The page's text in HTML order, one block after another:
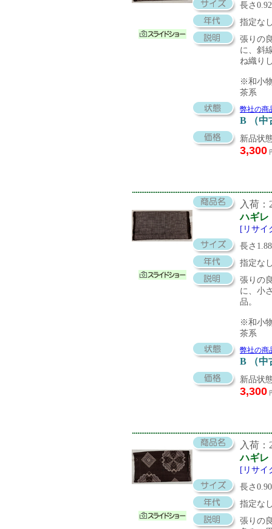
長さ
指定な
張りの
に、斜
ね織り
※和小
茶系
弊社の商
B （中
新品状
3,300
入荷：
ハギレ
[リサイ
長さ
指定な
張りの
に、小
品。
※和小
茶系
弊社の商
B （中
新品状
3,300
入荷：
ハギレ
[リサイ
長さ
指定な
張りの